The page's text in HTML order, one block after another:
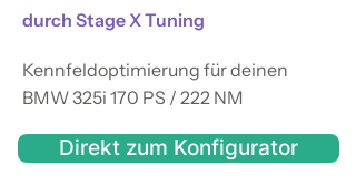
durch Stage X Tuning
Kennfeldoptimierung für deinen
BMW 325i 170 PS / 222 NM
Direkt zum Konfigurator